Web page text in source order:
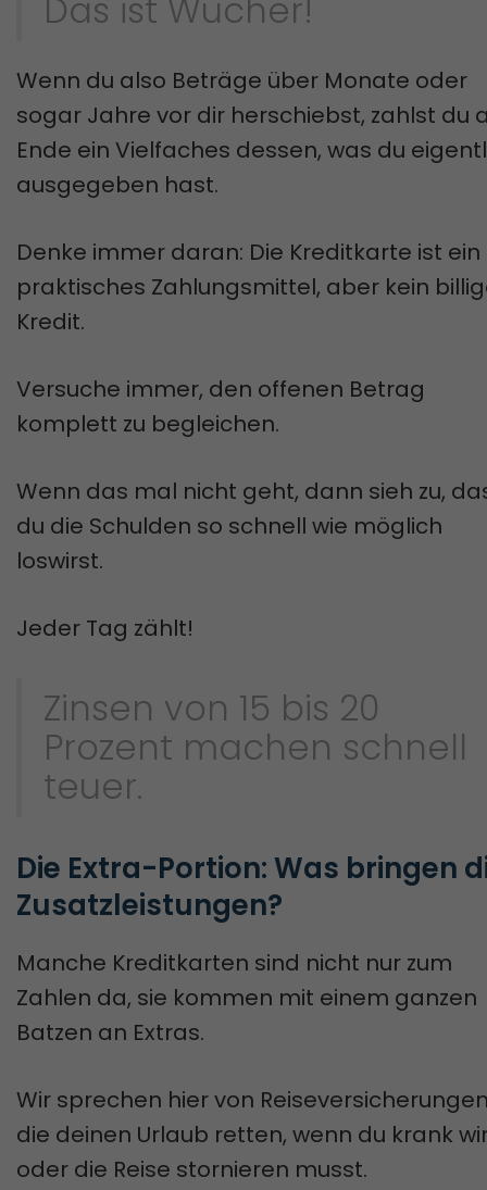
Das ist Wucher!
Wenn du also Beträge über Monate oder
sogar Jahre vor dir herschiebst, zahlst du
Ende ein Vielfaches dessen, was du
ausgegeben hast.
Denke immer daran: Die Kreditkarte ist ein
praktisches Zahlungsmittel, aber kein
Kredit.
Versuche immer, den offenen Betrag
komplett zu begleichen.
Wenn das mal nicht geht, dann sieh zu,
du die Schulden so schnell wie möglich
loswirst.
Jeder Tag zählt!
Zinsen von 15 bis 20
Prozent machen schnell
teuer.
Die Extra-Portion: Was bringen
Zusatzleistungen?
Manche Kreditkarten sind nicht nur zum
Zahlen da, sie kommen mit einem ganzen
Batzen an Extras.
Wir sprechen hier von
die deinen Urlaub retten, wenn du krank
oder die Reise stornieren musst.